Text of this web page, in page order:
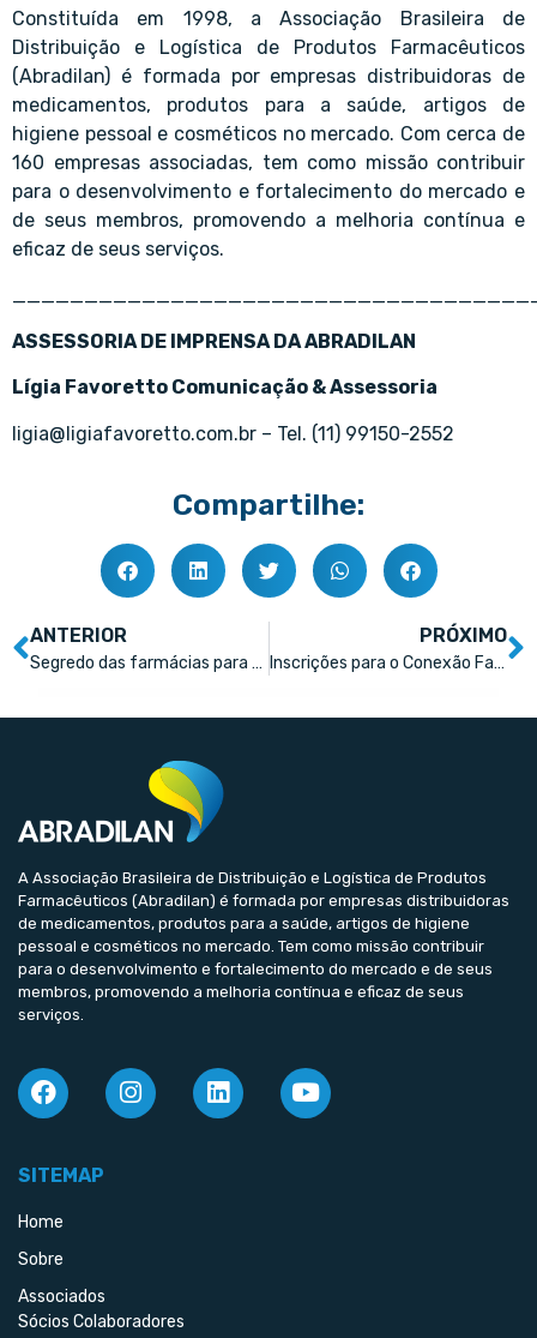
Constituída em 1998, a Associação Brasileira de
Distribuição e Logística de Produtos Farmacêuticos
(Abradilan) é formada por empresas distribuidoras de
medicamentos, produtos para a saúde, artigos de
higiene pessoal e cosméticos no mercado. Com cerca de
160 empresas associadas, tem como missão contribuir
para o desenvolvimento e fortalecimento do mercado e
de seus membros, promovendo a melhoria contínua e
eficaz de seus serviços.
ASSESSORIA DE IMPRENSA DA ABRADILAN
Lígia Favoretto Comunicação & Assessoria
ligia@ligiafavoretto.com.br – Tel. (11) 99150-2552
Compartilhe:
ANTERIOR
Segredo das farmácias para superar a pandemia em 2023
PRÓXIMO
Inscrições para o Conexão Farma 2024 estão abertas
A Associação Brasileira de Distribuição e Logística de Produtos
Farmacêuticos (Abradilan) é formada por empresas distribuidoras
de medicamentos, produtos para a saúde, artigos de higiene
pessoal e cosméticos no mercado. Tem como missão contribuir
para o desenvolvimento e fortalecimento do mercado e de seus
membros, promovendo a melhoria contínua e eficaz de seus
serviços.
SITEMAP
Home
Sobre
Associados
Sócios Colaboradores